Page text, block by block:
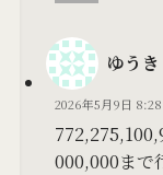
ゆうき
2026年5月9日
000,000まで